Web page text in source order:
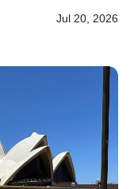
Jul 20, 2026